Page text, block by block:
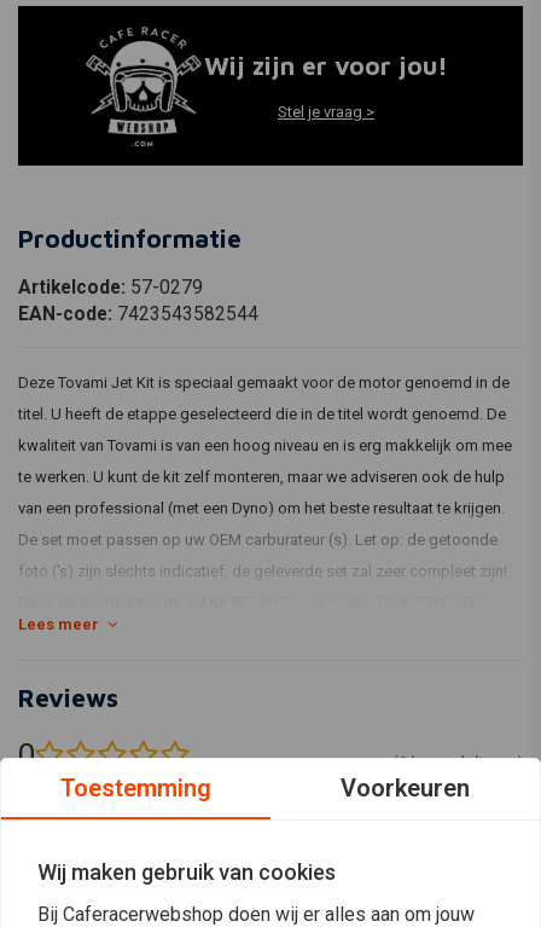
Wij zijn er voor jou!
Stel je vraag >
Productinformatie
Artikelcode: 57-0279
EAN-code: 7423543582544
Deze Tovami Jet Kit is speciaal gemaakt voor de motor genoemd in de
titel. U heeft de etappe geselecteerd die in de titel wordt genoemd. De
kwaliteit van Tovami is van een hoog niveau en is erg makkelijk om mee
te werken. U kunt de kit zelf monteren, maar we adviseren ook de hulp
van een professional (met een Dyno) om het beste resultaat te krijgen.
De set moet passen op uw OEM carburateur (s). Let op: de getoonde
foto ('s) zijn slechts indicatief, de geleverde set zal zeer compleet zijn!
Stage 3
Lees meer
Reviews
0 (0 beoordelingen)
Toestemming Voorkeuren
Wij maken gebruik van cookies
Bij Caferacerwebshop doen wij er alles aan om jouw